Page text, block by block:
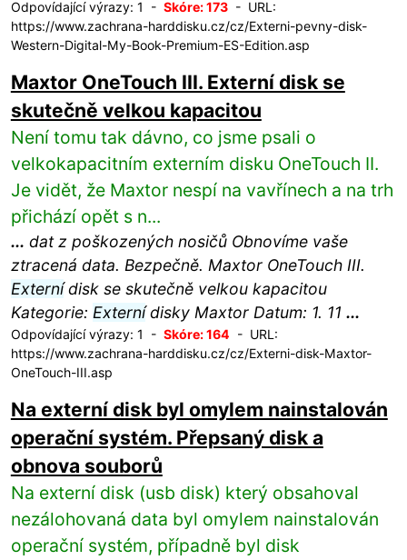
Odpovídající výrazy: 1 - Skóre: 173- URL:
https://www.zachrana-harddisku.cz/cz/Externi-pevny-disk-
Western-Digital-My-Book-Premium-ES-Edition.asp
Maxtor OneTouch III. Externí disk se
skutečně velkou kapacitou
Není tomu tak dávno, co jsme psali o
velkokapacitním externím disku OneTouch II.
Je vidět, že Maxtor nespí na vavřínech a na trh
přichází opět s n...
... dat z poškozených nosičů Obnovíme vaše
ztracená data. Bezpečně. Maxtor OneTouch III.
Externídisk se skutečně velkou kapacitou
Kategorie: Externídisky Maxtor Datum: 1. 11 ...
Odpovídající výrazy: 1 - Skóre: 164 - URL:
https://www.zachrana-harddisku.cz/cz/Externi-disk-Maxtor-
OneTouch-III.asp
Na externí disk byl omylem nainstalován
operační systém. Přepsaný disk a
obnova souborů
Na externí disk (usb disk) který obsahoval
nezálohovaná data byl omylem nainstalován
operační systém, případně byl disk